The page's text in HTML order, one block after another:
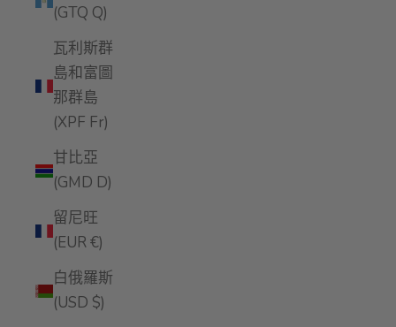
(GTQ Q)
瓦利斯群
島和富圖
那群島
(XPF Fr)
甘比亞
(GMD D)
留尼旺
(EUR €)
白俄羅斯
(USD $)